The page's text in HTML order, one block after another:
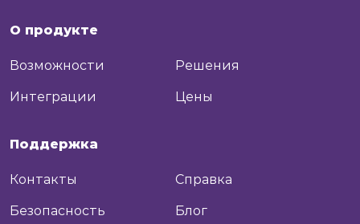
О продукте
Возможности Решения
Интеграции Цены
Поддержка
Контакты Справка
Безопасность Блог
+7